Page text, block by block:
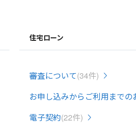
住宅ローン
審査について(34件)
お申し込みからご利用までの
電子契約(22件)